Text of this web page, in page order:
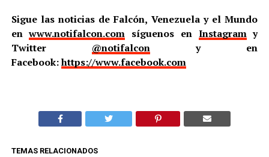
Sigue las noticias de Falcón, Venezuela y el Mundo
enwww.notifalcon.com síguenos en Instagramy
Twitter @notifalcony en
Facebook:https://www.facebook.com
TEMAS RELACIONADOS